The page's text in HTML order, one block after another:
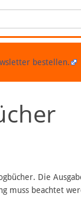
bestellen.
Die
muss beachtet